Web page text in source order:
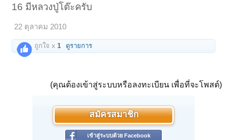
16 มีหลวงปู่โต๊ะครับ
22 ตุลาคม 2010
ถูกใจ x 1 ดูรายการ
(คุณต้องเข้าสู่ระบบหรือลงทะเบียน เพื่อที่จะโพสต์)
สมัครสมาชิก
เข้าสู่ระบบด้วย Facebook